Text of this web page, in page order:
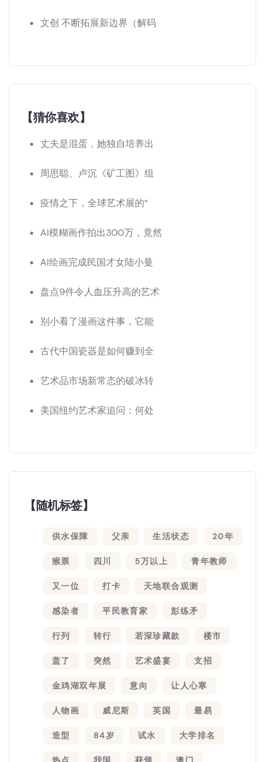
文创 不断拓展新边界（解码
【猜你喜欢】
丈夫是混蛋，她独自培养出
周思聪、卢沉《矿工图》组
疫情之下，全球艺术展的“
AI模糊画作拍出300万，竟然
AI绘画完成民国才女陆小曼
盘点9件令人血压升高的艺术
别小看了漫画这件事，它能
古代中国瓷器是如何赚到全
艺术品市场新常态的破冰转
美国纽约艺术家追问：何处
【随机标签】
供水保障 父亲 生活状态 20年
猴票 四川 5万以上 青年教师
又一位 打卡 天地联合观测
感染者 平民教育家 彭练矛
行列 转行 若深珍藏款 楼市
盖了 突然 艺术盛宴 支招
金鸡湖双年展 意向 让人心寒
人物画 威尼斯 英国 最易
造型 84岁 试水 大学排名